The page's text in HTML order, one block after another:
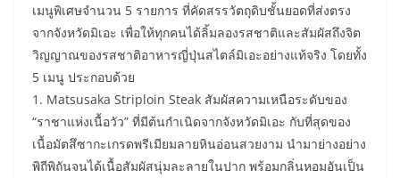
เมนูพิเศษจำนวน 5 รายการ ที่คัดสรรวัตถุดิบชั้นยอดที่ส่งตรง
จากจังหวัดมิเอะ เพื่อให้ทุกคนได้ลิ้มลองรสชาติและสัมผัสถึงจิต
วิญญาณของรสชาติอาหารญี่ปุ่นสไตล์มิเอะอย่างแท้จริง โดยทั้ง
5 เมนู ประกอบด้วย
​1. Matsusaka Striploin Steak สัมผัสความเหนือระดับของ
“ราชาแห่งเนื้อวัว” ที่มีต้นกำเนิดจากจังหวัดมิเอะ กับที่สุดของ
เนื้อมัตสึซากะเกรดพรีเมียมลายหินอ่อนสวยงาม นำมาย่างอย่าง
พิถีพิถันจนได้เนื้อสัมผัสนุ่มละลายในปาก พร้อมกลิ่นหอมอันเป็น